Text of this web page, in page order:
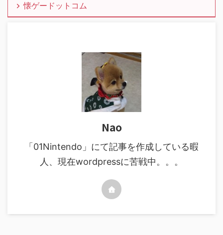
懐ゲードットコム
Nao
「01Nintendo」にて記事を作成している暇
人、現在wordpressに苦戦中。。。